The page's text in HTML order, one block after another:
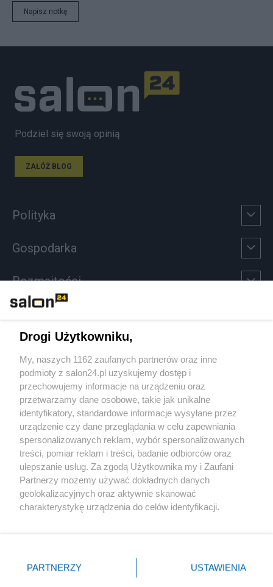
Napisz notkę
Podziel się swoją opinią
ZAŁÓŻ BLOG
Polityka
Gospodarka
Rozmaitości
Sport
Społeczeństwo
Kultura
X Facebook Instagram Youtube
Drogi Użytkowniku,
My, naszych 1162 zaufanych partnerów oraz inne
podmioty z salon24.pl uzyskujemy dostęp i
przechowujemy informacje na urządzeniu oraz
przetwarzamy dane osobowe, takie jak unikalne
identyfikatory, standardowe informacje wysyłane przez
urządzenie czy dane przeglądania w celu zapewniania
spersonalizowanych reklam, wybór spersonalizowanych
treści, pomiar reklam i treści, badanie odbiorców oraz
ulepszanie usług. Za zgodą Użytkownika my i Zaufani
Partnerzy możemy używać dokładnych danych
geolokalizacyjnych oraz aktywnie skanować
charakterystykę urządzenia do celów identyfikacji.
zmienić/wycofać klikając przycisk ustawień prywatności
znajdujący się w lewym dolnym rogu strony
PARTNERZY USTAWIENIA